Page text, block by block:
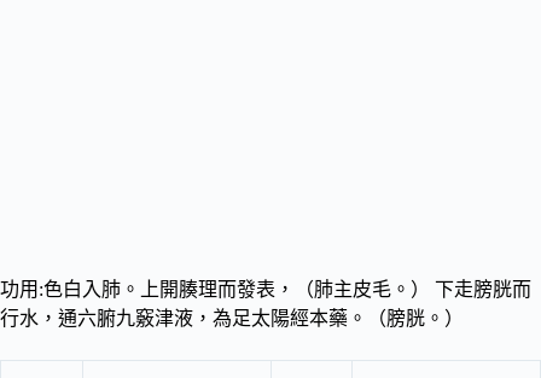
功用:色白入肺。上開腠理而發表，（肺主皮毛。） 下走膀胱而
行水，通六腑九竅津液，為足太陽經本藥。（膀胱。）